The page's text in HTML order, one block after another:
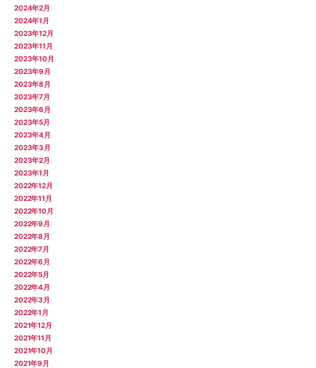
2024年2月
2024年1月
2023年12月
2023年11月
2023年10月
2023年9月
2023年8月
2023年7月
2023年6月
2023年5月
2023年4月
2023年3月
2023年2月
2023年1月
2022年12月
2022年11月
2022年10月
2022年9月
2022年8月
2022年7月
2022年6月
2022年5月
2022年4月
2022年3月
2022年1月
2021年12月
2021年11月
2021年10月
2021年9月